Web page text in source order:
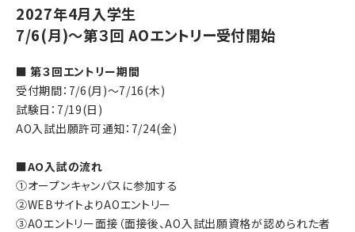
2027年4月入学生
7/6(月)～第３回 AOエントリー受付開始
■ 第３回エントリー期間
受付期間：7/6(月)～7/16(木)
試験日：7/19(日)
AO入試出願許可通知：7/24(金)
■AO入試の流れ
①オープンキャンパスに参加する
②WEBサイトよりAOエントリー
③AOエントリー面接（面接後、AO入試出願資格が認められた者